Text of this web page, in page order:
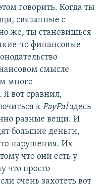
говорить. Когда ты
связанные с
же, ты становишься
то финансовые
смысле
много
вот сравнил,
к PayPalздесь
разные вещи. И
большие деньги,
то нарушения. Их
что они есть у
что просто
очень захотеть вот